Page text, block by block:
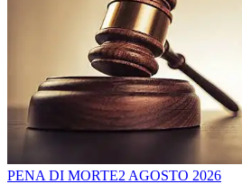
PENA DI MORTE2 AGOSTO 2026